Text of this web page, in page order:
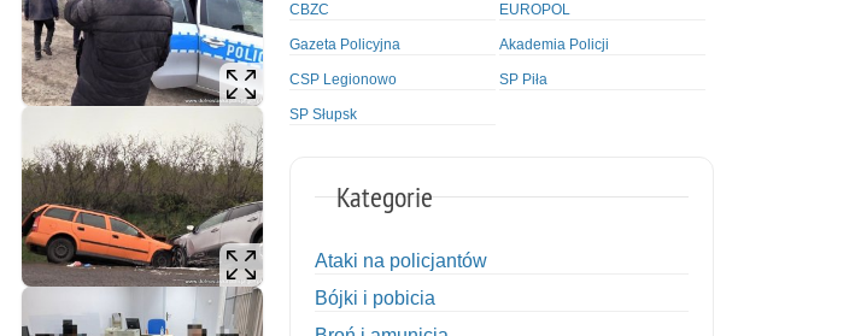
CBZC EUROPOL
Gazeta Policyjna Akademia Policji
CSP Legionowo SP Piła
SP Słupsk
Kategorie
Ataki na policjantów
Bójki i pobicia